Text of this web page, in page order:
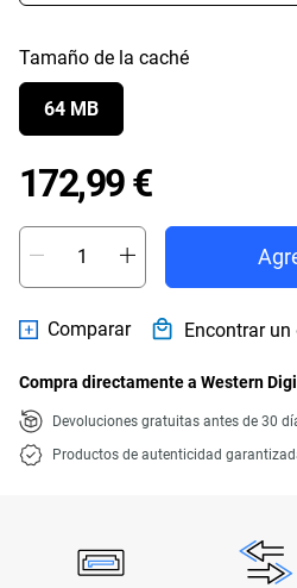
Tamaño de la caché
64 MB
172,99 €Price
Comparar Encontrar
Compra directamente a Western
Devoluciones gratuitas antes de 30
Productos de autenticidad